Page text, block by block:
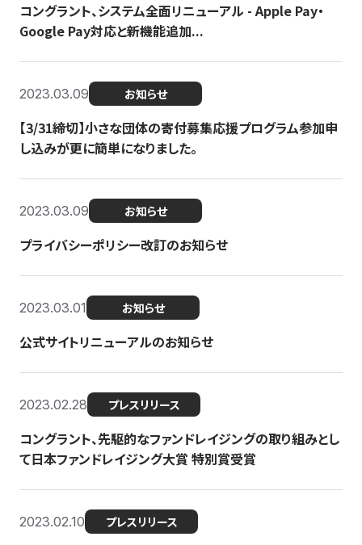
コングラント、システム全面リニューアル - Apple Pay・
Google Pay対応と新機能追加...
2023.03.09 お知らせ
【3/31締切】小さな団体の寄付募集応援プログラム参加申
し込みが更に簡単になりました。
2023.03.09 お知らせ
プライバシーポリシー改訂のお知らせ
2023.03.01 お知らせ
公式サイトリニューアルのお知らせ
2023.02.28 プレスリリース
コングラント、先駆的なファンドレイジングの取り組みとし
て日本ファンドレイジング大賞 特別賞受賞
2023.02.10 プレスリリース